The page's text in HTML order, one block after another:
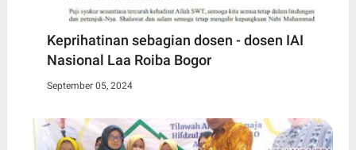
Keprihatinan sebagian dosen - dosen IAI
Nasional Laa Roiba Bogor
September 05, 2024